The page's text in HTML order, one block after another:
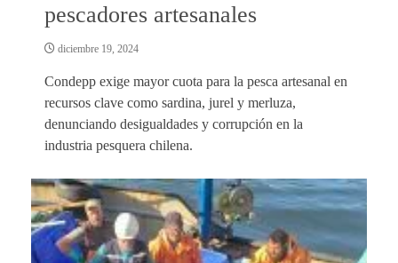
pescadores artesanales
diciembre 19, 2024
Condepp exige mayor cuota para la pesca artesanal en
recursos clave como sardina, jurel y merluza,
denunciando desigualdades y corrupción en la
industria pesquera chilena.